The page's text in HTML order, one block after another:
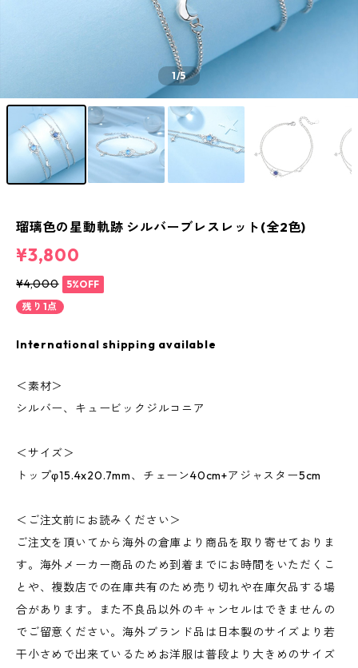
1/5
瑠璃色の星動軌跡 シルバーブレスレット(全2色)
¥3,800
¥4,000
5%OFF
残り1点
International shipping available
＜素材＞
シルバー、キュービックジルコニア
＜サイズ＞
トップφ15.4x20.7mm、チェーン40cm+アジャスター5cm
＜ご注文前にお読みください＞
ご注文を頂いてから海外の倉庫より商品を取り寄せておりま
す。海外メーカー商品のため到着までにお時間をいただくこ
とや、複数店での在庫共有のため売り切れや在庫欠品する場
合があります。また不良品以外のキャンセルはできませんの
でご留意ください。海外ブランド品は日本製のサイズより若
干小さめで出来ているためお洋服は普段より大きめのサイズ